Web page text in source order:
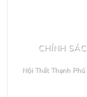
CHÍNH
Nội Thất Thạnh